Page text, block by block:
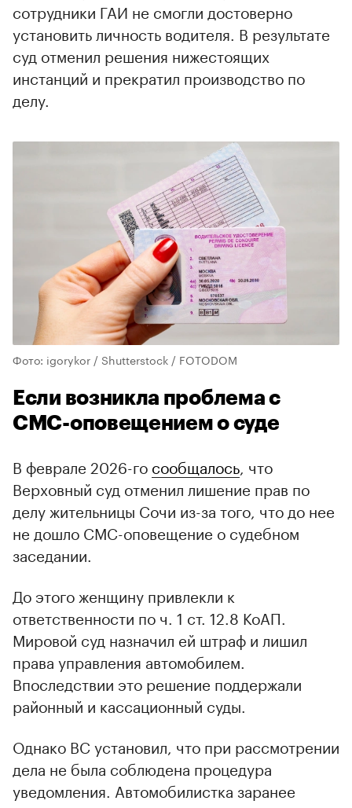
сотрудники ГАИ не смогли достоверно
установить личность водителя. В результате
суд отменил решения нижестоящих
инстанций и прекратил производство по
делу.
Фото: igorykor / Shutterstock / FOTODOM
Если возникла проблема с
СМС-оповещением о суде
В феврале 2026-го сообщалось, что
Верховный суд отменил лишение прав по
делу жительницы Сочи из-за того, что до нее
не дошло СМС-оповещение о судебном
заседании.
До этого женщину привлекли к
ответственности по ч. 1 ст. 12.8 КоАП.
Мировой суд назначил ей штраф и лишил
права управления автомобилем.
Впоследствии это решение поддержали
районный и кассационный суды.
Однако ВС установил, что при рассмотрении
дела не была соблюдена процедура
уведомления. Автомобилистка заранее